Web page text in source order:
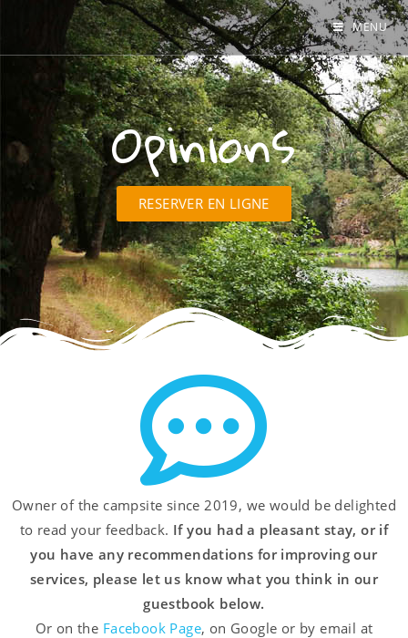
MENU
Opinions
RESERVER EN LIGNE
Owner of the campsite since 2019, we would be delighted
to read your feedback. If you had a pleasant stay, or if
you have any recommendations for improving our
services, please let us know what you think in our
guestbook below.
Or on the Facebook Page, on Google or by email at